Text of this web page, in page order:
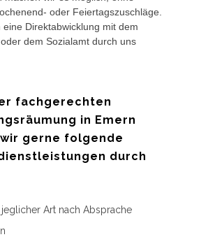
oder Feiertagszuschläge.
eine Direktabwicklung mit dem
dem Sozialamt durch uns
fachgerechten
in Emern
gerne folgende
durch
Art nach Absprache